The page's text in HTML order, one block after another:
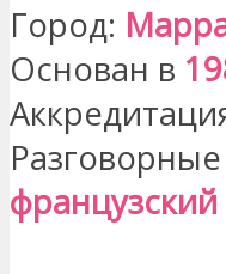
Город:
Основан в
французский